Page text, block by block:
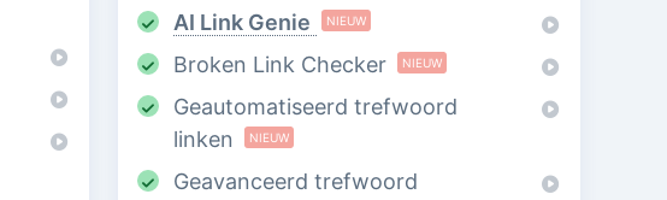
AI Link Genie NIEUW
Broken Link Checker NIEUW
Geautomatiseerd trefwoord
linken
NIEUW
Geavanceerd trefwoord